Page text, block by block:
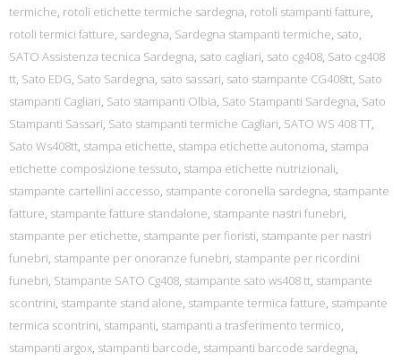
termiche, rotoli etichette termiche sardegna, rotoli stampanti fatture,
rotoli termici fatture, sardegna, Sardegna stampanti termiche, sato,
SATO Assistenza tecnica Sardegna, sato cagliari, sato cg408, Sato cg408
tt, Sato EDG, Sato Sardegna, sato sassari, sato stampante CG408tt, Sato
stampanti Cagliari, Sato stampanti Olbia, Sato Stampanti Sardegna, Sato
Stampanti Sassari, Sato stampanti termiche Cagliari, SATO WS 408 TT,
Sato Ws408tt, stampa etichette, stampa etichette autonoma, stampa
etichette composizione tessuto, stampa etichette nutrizionali,
stampante cartellini accesso, stampante coronella sardegna, stampante
fatture, stampante fatture standalone, stampante nastri funebri,
stampante per etichette, stampante per fioristi, stampante per nastri
funebri, stampante per onoranze funebri, stampante per ricordini
funebri, Stampante SATO Cg408, stampante sato ws408 tt, stampante
scontrini, stampante stand alone, stampante termica fatture, stampante
termica scontrini, stampanti, stampanti a trasferimento termico,
stampanti argox, stampanti barcode, stampanti barcode sardegna,